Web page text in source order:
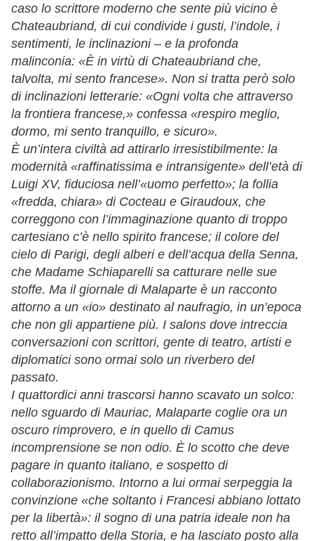
caso lo scrittore moderno che sente più vicino è
Chateaubriand, di cui condivide i gusti, l’indole, i
sentimenti, le inclinazioni – e la profonda
malinconia: «È in virtù di Chateaubriand che,
talvolta, mi sento francese». Non si tratta però solo
di inclinazioni letterarie: «Ogni volta che attraverso
la frontiera francese,» confessa «respiro meglio,
dormo, mi sento tranquillo, e sicuro».
È un’intera civiltà ad attirarlo irresistibilmente: la
modernità «raffinatissima e intransigente» dell’età di
Luigi XV, fiduciosa nell’«uomo perfetto»; la follia
«fredda, chiara» di Cocteau e Giraudoux, che
correggono con l’immaginazione quanto di troppo
cartesiano c’è nello spirito francese; il colore del
cielo di Parigi, degli alberi e dell’acqua della Senna,
che Madame Schiaparelli sa catturare nelle sue
stoffe. Ma il giornale di Malaparte è un racconto
attorno a un «io» destinato al naufragio, in un’epoca
che non gli appartiene più. I salons dove intreccia
conversazioni con scrittori, gente di teatro, artisti e
diplomatici sono ormai solo un riverbero del
passato.
I quattordici anni trascorsi hanno scavato un solco:
nello sguardo di Mauriac, Malaparte coglie ora un
oscuro rimprovero, e in quello di Camus
incomprensione se non odio. È lo scotto che deve
pagare in quanto italiano, e sospetto di
collaborazionismo. Intorno a lui ormai serpeggia la
convinzione «che soltanto i Francesi abbiano lottato
per la libertà»: il sogno di una patria ideale non ha
retto all’impatto della Storia, e ha lasciato posto alla